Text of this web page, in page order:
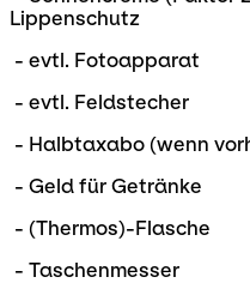
Lippenschutz
- evtl. Fotoapparat
- evtl. Feldstecher
- Halbtaxabo (wenn
- Geld für Getränke
- (Thermos)-Flasche
- Taschenmesser